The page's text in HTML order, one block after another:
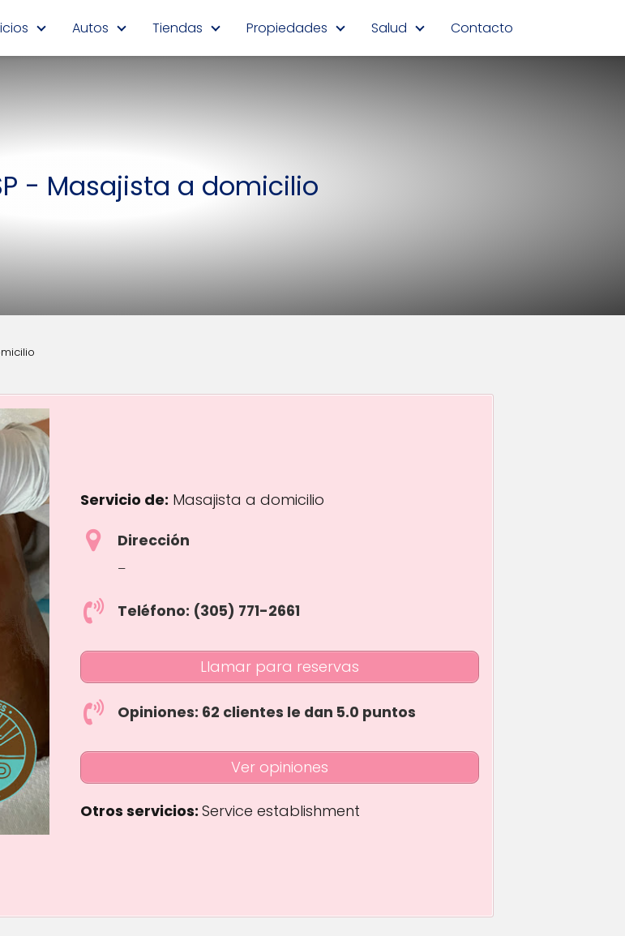
Autos Tiendas Propiedades Salud Contacto
- Masajista a domicilio
Servicio de: Masajista a domicilio
Dirección
–
Teléfono: (305) 771-2661
Llamar para reservas
Opiniones: 62 clientes le dan 5.0 puntos
Ver opiniones
Otros servicios: Service establishment